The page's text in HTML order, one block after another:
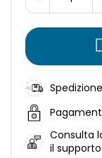
Consulta
il